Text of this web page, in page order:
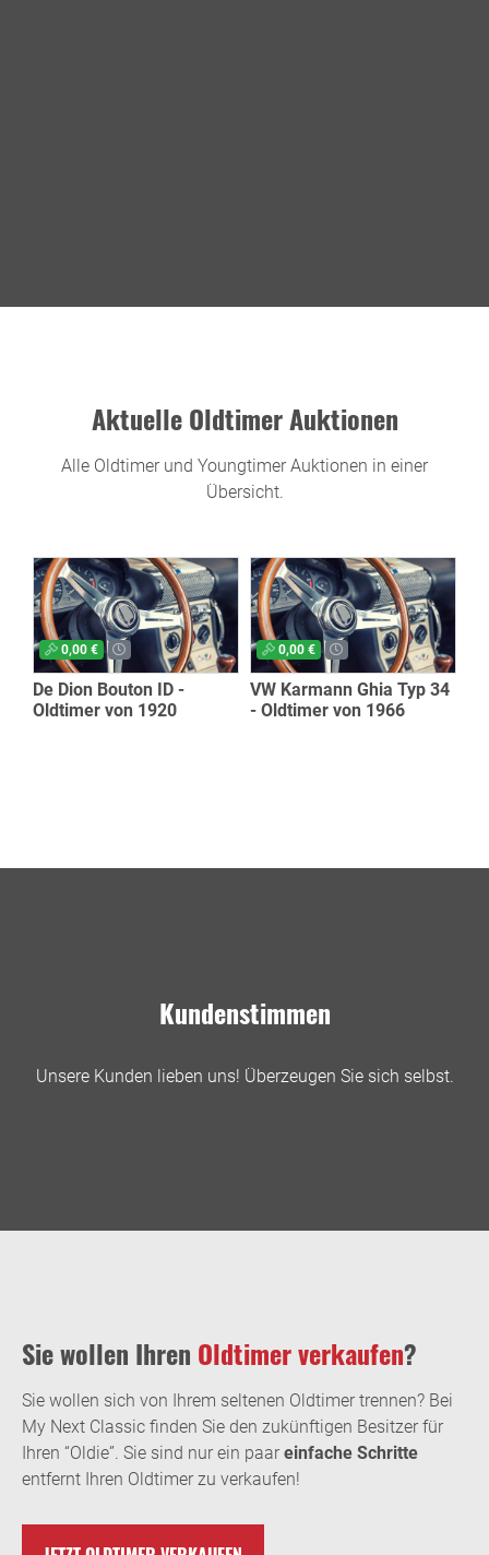
Aktuelle Oldtimer Auktionen
Alle Oldtimer und Youngtimer Auktionen in einer
Übersicht.
0,00 €
De Dion Bouton ID -
Oldtimer von 1920
0,00 €
VW Karmann Ghia Typ 34
- Oldtimer von 1966
Kundenstimmen
Unsere Kunden lieben uns! Überzeugen Sie sich selbst.
Sie wollen Ihren Oldtimer verkaufen?
Sie wollen sich von Ihrem seltenen Oldtimer trennen? Bei
My Next Classic finden Sie den zukünftigen Besitzer für
Ihren “Oldie”. Sie sind nur ein paar einfache Schritte
entfernt Ihren Oldtimer zu verkaufen!